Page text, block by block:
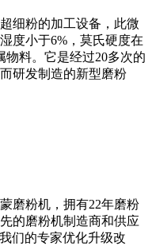
细粉的加工设备，此微
度小于6%，莫氏硬度在
物料。它是经过20多次的
研发制造的新型磨粉
磨粉机，拥有22年磨粉
的磨粉机制造商和供应
们的专家优化升级改